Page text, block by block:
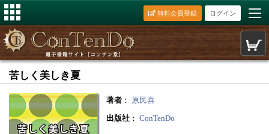
ログイン
無料会員登録
苦しく美しき夏
著者 ： 原民喜
出版社 ： ConTenDo